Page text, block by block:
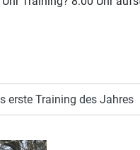
erste Training des Jahres